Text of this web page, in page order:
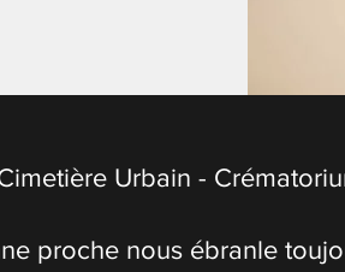
Urbain -
proche nous ébranle